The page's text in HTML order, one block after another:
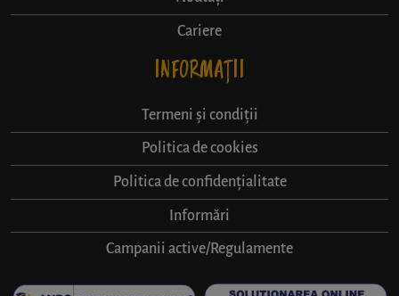
Cariere
INFORMAȚII
Termeni și condiții
Politica de cookies
Politica de confidențialitate
Informări
Campanii active/Regulamente